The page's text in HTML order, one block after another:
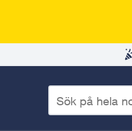
sökord